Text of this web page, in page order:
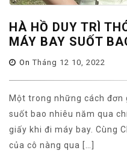
HÀ HỒ DUY TRÌ
MÁY BAY SUỐT
On Tháng 12 10, 2022
Một trong những cách đơn
suốt bao nhiêu năm qua
giấy khi đi máy bay. Cùng
của cô nàng qua […]